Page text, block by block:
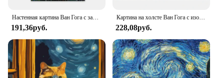
Настенная картина Ван Гога с забавной черной кошкой, Постер звездной ночи, абстрактная репродукция известной картины на холсте, эстетическое украшение для комнаты и дома
191,36руб.
Картина на холсте Ван Гога с изображением звездной ночи, картины и печать на стене для гостиной, картины без рамки
228,08руб.